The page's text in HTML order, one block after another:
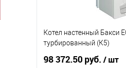
Котел настенный Бакси
турбированный (К5)
98 372.50 руб. / шт